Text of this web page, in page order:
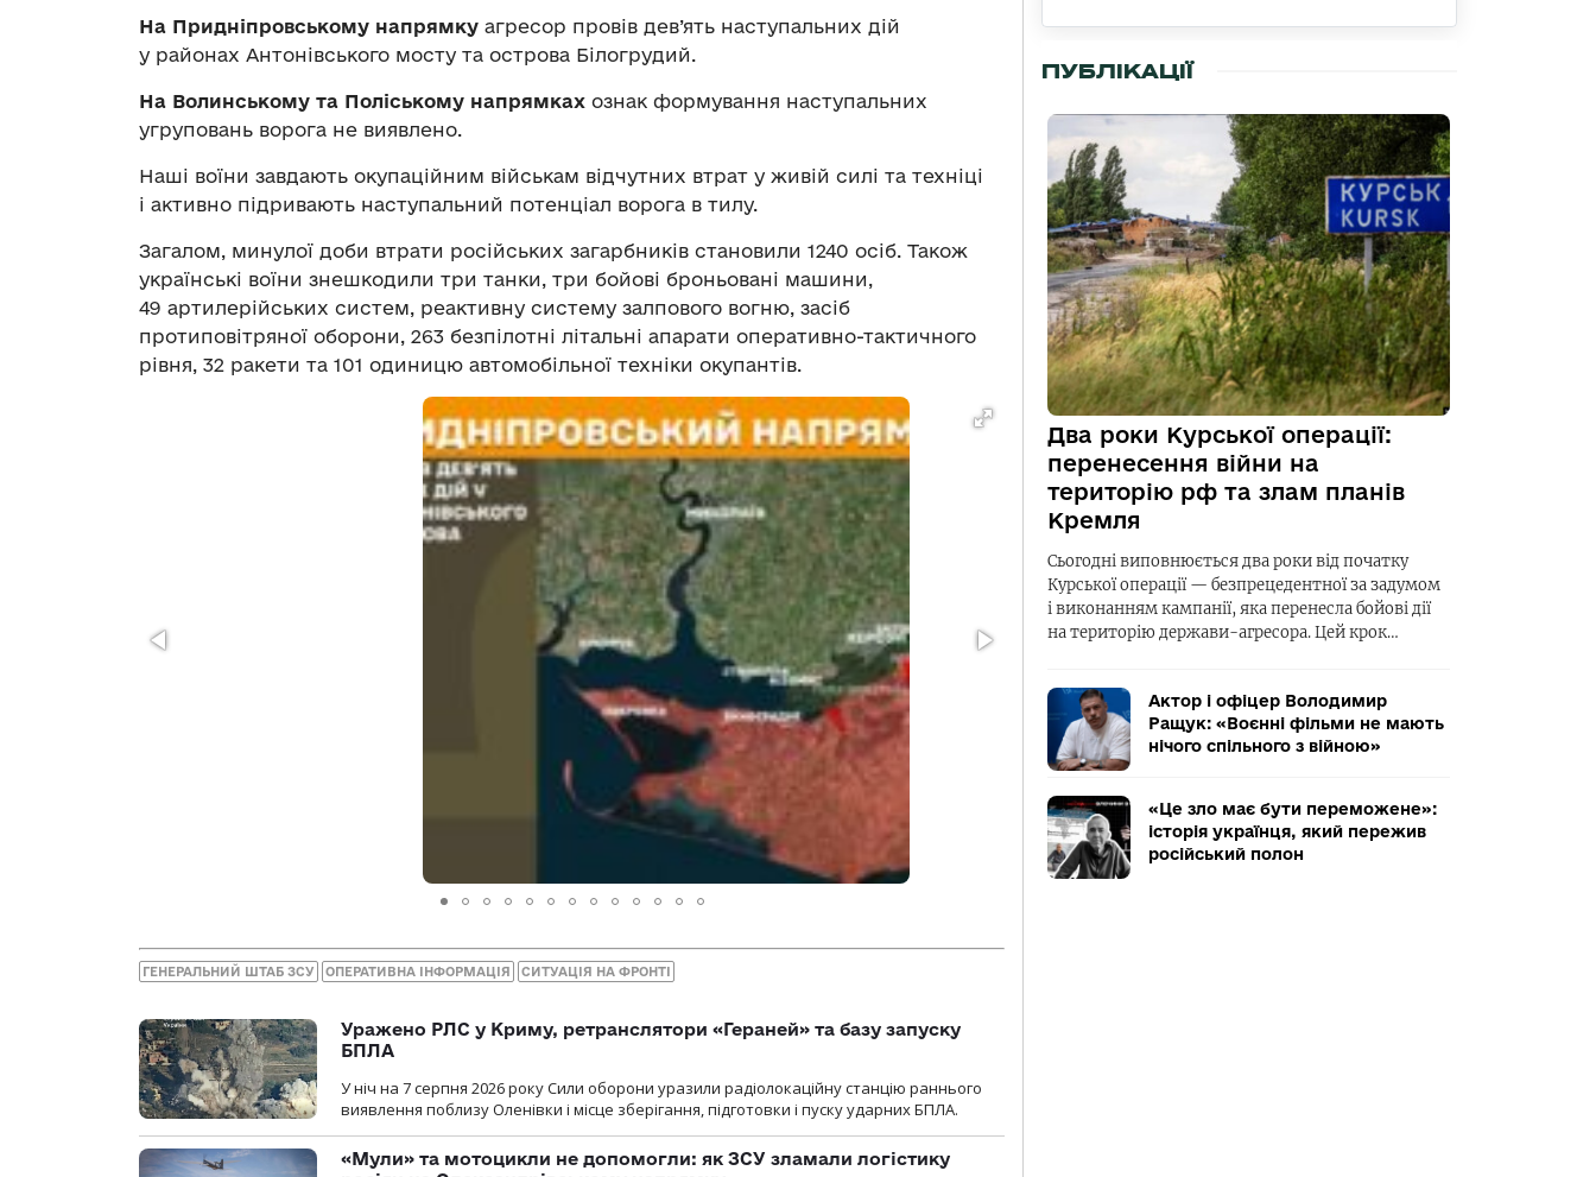
На Придніпровському напрямку агресор провів дев’ять наступальних дій
у районах Антонівського мосту та острова Білогрудий.
На Волинському та Поліському напрямках ознак формування наступальних
угруповань ворога не виявлено.
Наші воїни завдають окупаційним військам відчутних втрат у живій силі та техніці
і активно підривають наступальний потенціал ворога в тилу.
Загалом, минулої доби втрати російських загарбників становили 1240 осіб. Також
українські воїни знешкодили три танки, три бойові броньовані машини,
49 артилерійських систем, реактивну систему залпового вогню, засіб
протиповітряної оборони, 263 безпілотні літальні апарати оперативно-тактичного
рівня, 32 ракети та 101 одиницю автомобільної техніки окупантів.
ГЕНЕРАЛЬНИЙ ШТАБ ЗСУ ОПЕРАТИВНА ІНФОРМАЦІЯ СИТУАЦІЯ НА ФРОНТІ
Уражено РЛС у Криму, ретранслятори «Гераней» та базу запуску
БПЛА
У ніч на 7 серпня 2026 року Сили оборони уразили радіолокаційну станцію раннього
виявлення поблизу Оленівки і місце зберігання, підготовки і пуску ударних БПЛА.
«Мули» та мотоцикли не допомогли: як ЗСУ зламали логістику
ПУБЛІКАЦІЇ
Два роки Курської операції:
перенесення війни на
територію рф та злам планів
Кремля
Сьогодні виповнюється два роки від початку
Курської операції — безпрецедентної за задумом
і виконанням кампанії, яка перенесла бойові дії
на територію держави-агресора. Цей крок…
Актор і офіцер Володимир
Ращук: «Воєнні фільми не мають
нічого спільного з війною»
«Це зло має бути переможене»:
історія українця, який пережив
російський полон